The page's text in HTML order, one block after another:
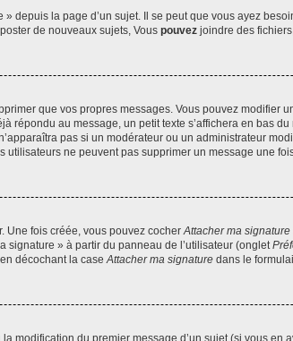
depuis la page d’un sujet. Il se peut que vous ayez
poster de nouveaux sujets, Vous pouvez joindre des
que vos propres messages. Vous pouvez
répondu au message, un petit texte s’affichera en bas
pas si un modérateur ou un administrateur
ne peuvent pas supprimer un message une
Une fois créée, vous pouvez cocherAttacher ma signature
signature » à partir du panneau de l’utilisateur (onglet
décochant la caseAttacher ma signature dans le
modification du premier message d’un sujet (si vous en